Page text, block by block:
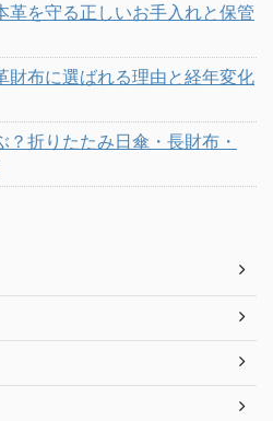
革を守る正しいお手入れと保管
財布に選ばれる理由と経年変化
折りたたみ日傘・長財布・